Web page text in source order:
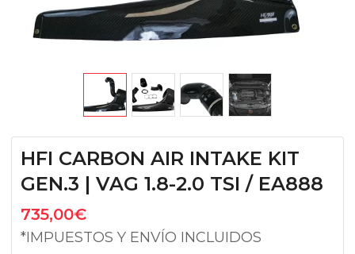
HFI CARBON AIR INTAKE KIT
GEN.3 | VAG 1.8-2.0 TSI / EA888
735,00€
*IMPUESTOS Y ENVÍO INCLUIDOS